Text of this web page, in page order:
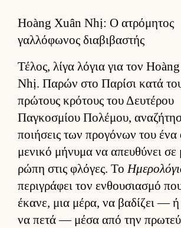
Hoàng Xuân Nhị: Ο ατρόμητος
γαλλόφωνος διαβιβαστής
Τέλος, λίγα λόγια για τον
Nhị. Παρών στο Παρίσι κατά
πρώτους κρότους του Δευ­τέρου
Παγκοσμίου Πολέμου,
ποι­ήσεις των προγόνων του
μενικό μήνυμα να απευ­θύνει
ρώπη στις φλόγες. Το
περιγράφει τον εν­θου­σια­σμό
έκανε, μια μέρα, να βαδίζει —
να πετά — μέσα από την